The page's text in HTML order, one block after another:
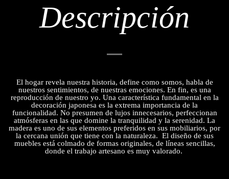
Descripción
El hogar revela nuestra historia, define como somos, habla de
nuestros sentimientos, de nuestras emociones. En fin, es una
reproducción de nuestro yo. Una característica fundamental en la
decoración japonesa es la extrema importancia de la
funcionalidad. No presumen de lujos innecesarios, perfeccionan
atmósferas en las que domine la tranquilidad y la serenidad. La
madera es uno de sus elementos preferidos en sus mobiliarios, por
la cercana unión que tiene con la naturaleza. El diseño de sus
muebles está colmado de formas originales, de líneas sencillas,
donde el trabajo artesano es muy valorado.